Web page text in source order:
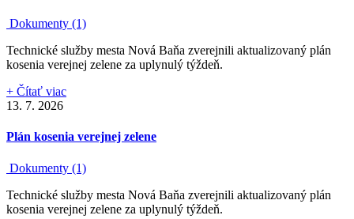
Dokumenty (1)
Technické služby mesta Nová Baňa zverejnili aktualizovaný plán
kosenia verejnej zelene za uplynulý týždeň.
+ Čítať viac
13. 7. 2026
Plán kosenia verejnej zelene
Dokumenty (1)
Technické služby mesta Nová Baňa zverejnili aktualizovaný plán
kosenia verejnej zelene za uplynulý týždeň.